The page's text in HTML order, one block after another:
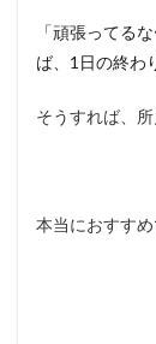
「頑張ってる
ば、1日の終わ
そうすれば、
本当におすすめ